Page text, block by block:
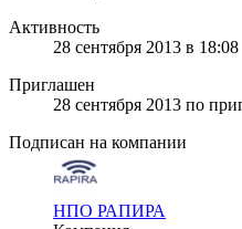
Активность
28 сентября 2013 в 18:08
Приглашен
28 сентября 2013 по
Подписан на компании
НПО РАПИРА